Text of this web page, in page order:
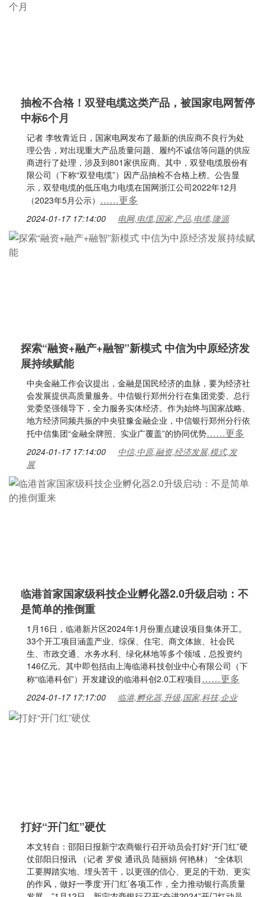
抽检不合格！双登电缆这类产品，被国家电网暂停
中标6个月
记者 李牧青近日，国家电网发布了最新的供应商不良行为处
理公告，对出现重大产品质量问题、履约不诚信等问题的供应
商进行了处理，涉及到801家供应商。其中，双登电缆股份有
限公司（下称“双登电缆”）因产品抽检不合格上榜。公告显
示，双登电缆的低压电力电缆在国网浙江公司2022年12月
（2023年5月公示） ……更多
2024-01-17 17:14:00 电网,电缆,国家,产品,电缆,隆源
探索“融资+融产+融智”新模式 中信为中原经济发
展持续赋能
中央金融工作会议提出，金融是国民经济的血脉，要为经济社
会发展提供高质量服务。中信银行郑州分行在集团党委、总行
党委坚强领导下，全力服务实体经济。作为始终与国家战略、
地方经济同频共振的中央驻豫金融企业，中信银行郑州分行依
托中信集团“金融全牌照、实业广覆盖”的协同优势……更多
2024-01-17 17:14:00
中信,中原,融资,经济发展,模式,发
展
临港首家国家级科技企业孵化器2.0升级启动：不
是简单的推倒重
1月16日，临港新片区2024年1月份重点建设项目集体开工。
33个开工项目涵盖产业、综保、住宅、商文体旅、社会民
生、市政交通、水务水利、绿化林地等多个领域，总投资约
146亿元。其中即包括由上海临港科技创业中心有限公司（下
称“临港科创”）开发建设的临港科创2.0工程项目……更多
2024-01-17 17:17:00 临港,孵化器,升级,国家,科技,企业
打好“开门红”硬仗
本文转自：邵阳日报新宁农商银行召开动员会打好“开门红”硬
仗邵阳日报讯 （记者 罗俊 通讯员 陆丽娟 何艳林） “全体职
工要脚踏实地、埋头苦干，以更强的信心、更足的干劲、更实
的作风，做好一季度‘开门红’各项工作，全力推动银行高质量